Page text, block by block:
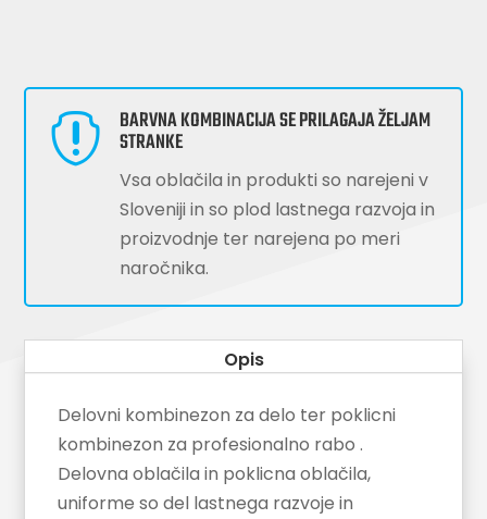
 BARVNA KOMBINACIJA SE PRILAGAJA ŽELJAM
STRANKE
Vsa oblačila in produkti so narejeni v
Sloveniji in so plod lastnega razvoja in
proizvodnje ter narejena po meri
naročnika.
Opis
Delovni kombinezon za delo ter poklicni
kombinezon za profesionalno rabo .
Delovna oblačila in poklicna oblačila,
uniforme so del lastnega razvoje in